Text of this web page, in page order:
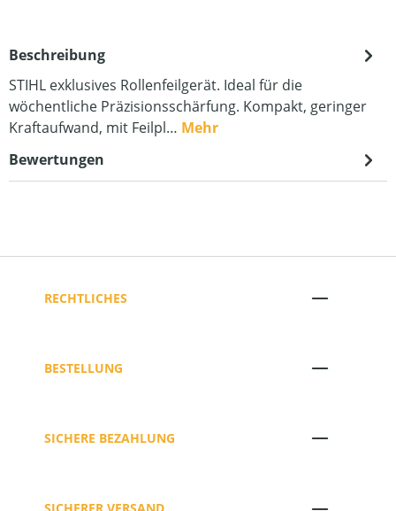
Beschreibung
STIHL exklusives Rollenfeilgerät. Ideal für die
wöchentliche Präzisionsschärfung. Kompakt, geringer
Kraftaufwand, mit Feilpl… Mehr
Bewertungen
RECHTLICHES
BESTELLUNG
SICHERE BEZAHLUNG